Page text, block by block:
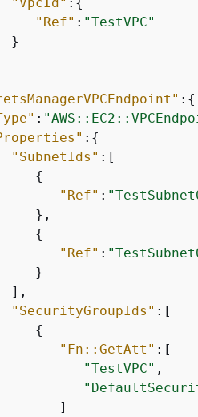
"Ref" : "TestVPC"
}
: {
:
: {
"SubnetIds" :[
{
"Ref" :
},
{
"Ref" :
}
],
"SecurityGroupIds" :[
{
"Fn::GetAtt" :[
"TestVPC" ,
]